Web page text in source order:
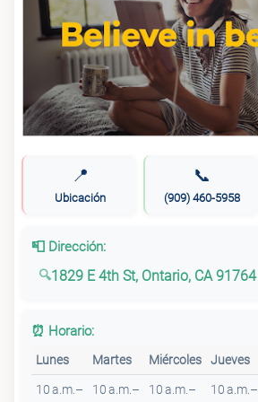
📍
Ubicación
📞
(909) 460-5958
📮 Dirección:
1829 E 4th St, Ontario, CA 91764
⏰ Horario:
Lunes Martes Miércoles Jueves
10 a.m.–
10 a.m.–
10 a.m.–
10 a.m.–